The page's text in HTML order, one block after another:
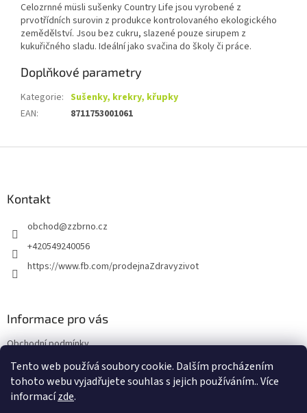
Tento web používá soubory cookie. Dalším procházením
tohoto webu vyjadřujete souhlas s jejich používáním.. Více
informacízde.
Celozrnné müsli sušenky Country Life jsou vyrobené z
prvotřídních surovin z produkce kontrolovaného ekologického
zemědělství. Jsou bez cukru, slazené pouze sirupem z
kukuřičného sladu. Ideální jako svačina do školy či práce.
Doplňkové parametry
Kategorie: Sušenky, krekry, křupky
EAN: 8711753001061
Kontakt
obchod@zzbrno.cz
+420549240056
https://www.fb.com/prodejnaZdravyzivot
Informace pro vás
Obchodní podmínky
Podmínky ochrany osobních údajů